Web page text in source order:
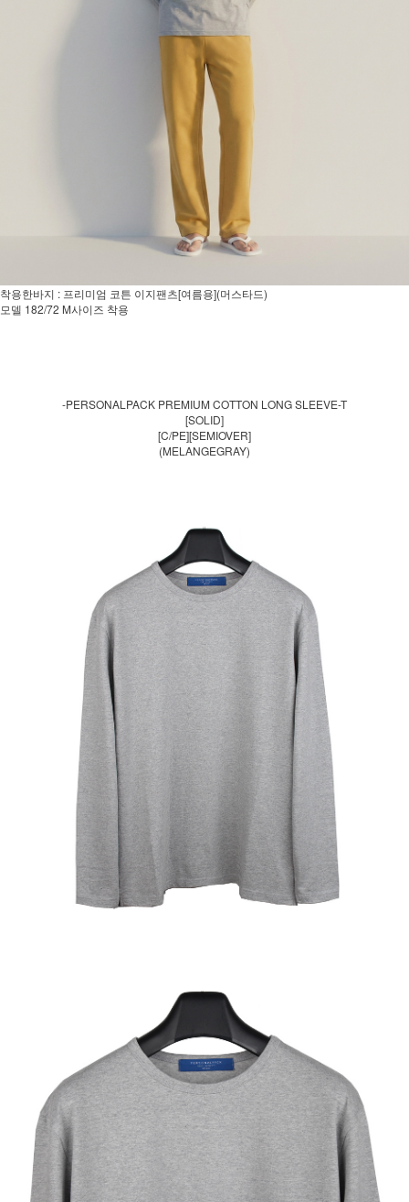
착용한바지 : 프리미엄 코튼 이지팬츠[여름용](머스타드)
모델 182/72 M사이즈 착용
-PERSONALPACK PREMIUM COTTON LONG SLEEVE-T
[SOLID]
[C/PE][SEMIOVER]
(MELANGEGRAY)